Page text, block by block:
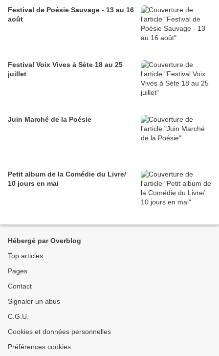
Festival de Poésie Sauvage - 13 au 16
août
Festival Voix Vives à Sète 18 au 25
juillet
Juin Marché de la Poésie
Petit album de la Comédie du Livre/
10 jours en mai
Hébergé par Overblog
Top articles
Pages
Contact
Signaler un abus
C.G.U.
Cookies et données personnelles
Préférences cookies